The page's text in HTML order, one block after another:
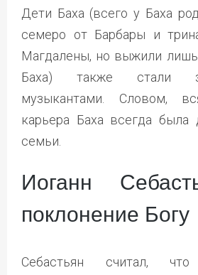
Дети Баха (всего у Баха
семеро от Барбары и
Магдалены, но выжили лишь
Баха) также стали
музыкантами. Словом,
карьера Баха всегда
семьи.
Иоганн
поклонение Богу
Себастьян считал, что